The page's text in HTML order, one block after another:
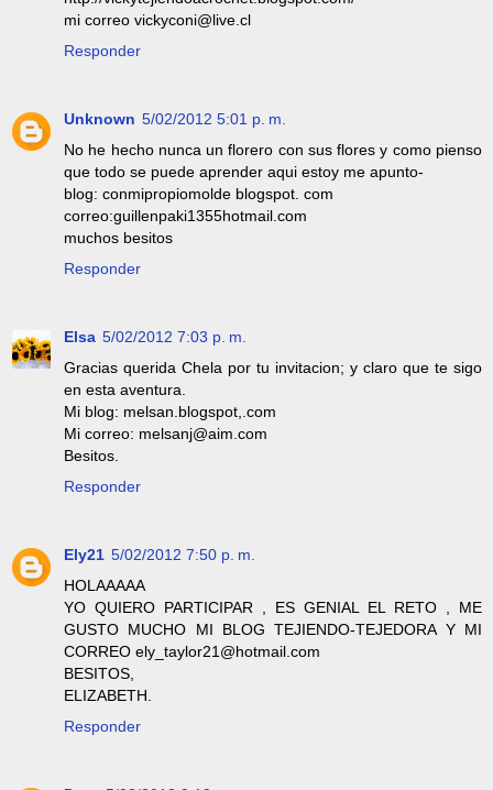
mi correo vickyconi@live.cl
Responder
Unknown 5/02/2012 5:01 p. m.
No he hecho nunca un florero con sus flores y como pienso
que todo se puede aprender aqui estoy me apunto-
blog: conmipropiomolde blogspot. com
correo:guillenpaki1355hotmail.com
muchos besitos
Responder
Elsa 5/02/2012 7:03 p. m.
Gracias querida Chela por tu invitacion; y claro que te sigo
en esta aventura.
Mi blog: melsan.blogspot,.com
Mi correo: melsanj@aim.com
Besitos.
Responder
Ely21 5/02/2012 7:50 p. m.
HOLAAAAA
YO QUIERO PARTICIPAR , ES GENIAL EL RETO , ME
GUSTO MUCHO MI BLOG TEJIENDO-TEJEDORA Y MI
CORREO ely_taylor21@hotmail.com
BESITOS,
ELIZABETH.
Responder